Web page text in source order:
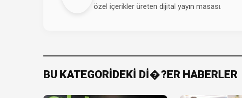
özel içerikler üreten dijital yayın masası.
BU KATEGORİDEKİ Dİ�?ER HABERLER